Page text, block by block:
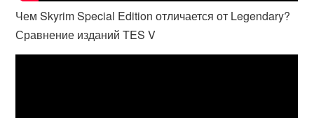
Чем Skyrim Special Edition отличается от Legendary?
Сравнение изданий TES V